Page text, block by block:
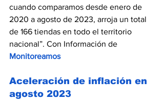
cuando comparamos desde enero de
2020 a agosto de 2023, arroja un total
de 166 tiendas en todo el territorio
nacional”. Con Información de
Monitoreamos
Aceleración de inflación en
agosto 2023